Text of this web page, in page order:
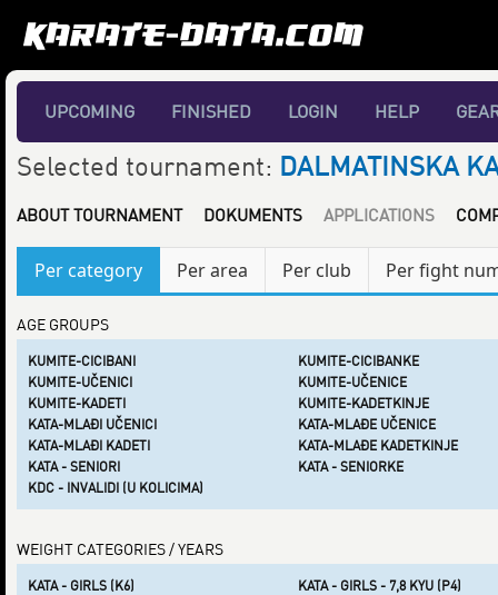
UPCOMING FINISHED LOGIN HELP
Selected tournament: DALMATINSKA
ABOUT TOURNAMENT DOKUMENTS APPLICATIONS
Per category Per area Per club Per fight
AGE GROUPS
KUMITE-CICIBANI
KUMITE-CICIBANKE
KUMITE-UČENICI
KUMITE-UČENICE
KUMITE-KADETI
KUMITE-KADETKINJE
KATA-MLAĐI UČENICI
KATA-MLAĐE UČENICE
KATA-MLAĐI KADETI
KATA-MLAĐE KADETKINJE
KATA - SENIORI
KATA - SENIORKE
KDC - INVALIDI (U KOLICIMA)
WEIGHT CATEGORIES / YEARS
KATA - GIRLS (K6) KATA - GIRLS - 7,8 KYU (P4)